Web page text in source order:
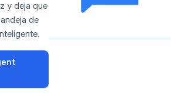
y deja que
de